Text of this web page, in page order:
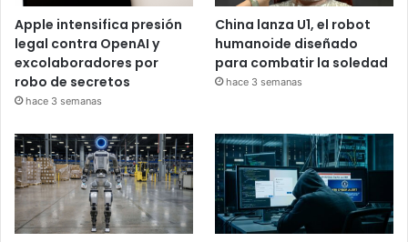
Apple intensifica presión
legal contra OpenAI y
excolaboradores por
robo de secretos
hace 3 semanas
China lanza U1, el robot
humanoide diseñado
para combatir la soledad
hace 3 semanas